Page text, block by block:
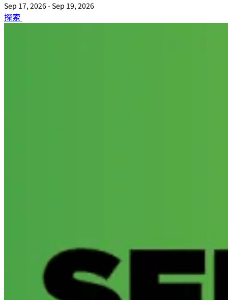
Sep 17, 2026 - Sep 19, 2026
探索